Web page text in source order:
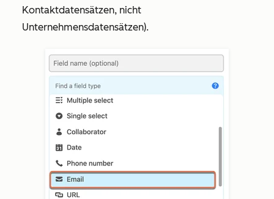
Kontaktdatensätzen, nicht
Unternehmensdatensätzen).